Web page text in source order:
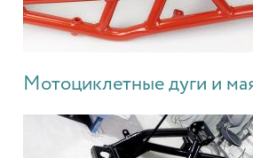
Мотоциклетные дуги и